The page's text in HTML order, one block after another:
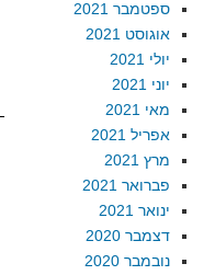
ספטמבר 2021
אוגוסט 2021
יולי 2021
יוני 2021
מאי 2021
אפריל 2021
מרץ 2021
פברואר 2021
ינואר 2021
דצמבר 2020
נובמבר 2020